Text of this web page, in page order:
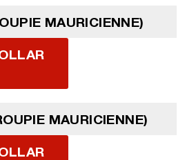
MAURICIENNE)
MAURICIENNE)